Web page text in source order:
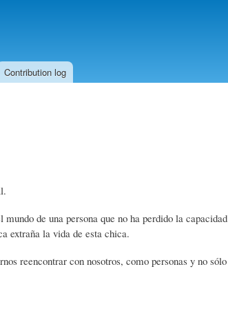
Contribution log
de una persona que no ha perdido la capacidad
extraña la vida de esta chica.
reencontrar con nosotros, como personas y no sólo